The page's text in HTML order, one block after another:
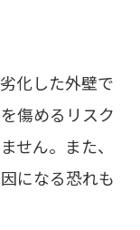
化した外壁で
傷めるリスク
せん。また、
になる恐れも